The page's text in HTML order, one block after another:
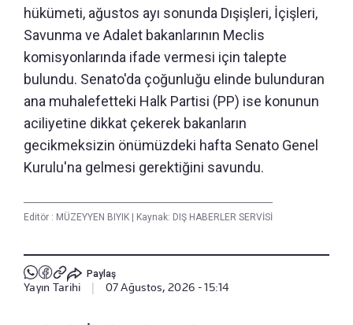
hükümeti, ağustos ayı sonunda Dışişleri, İçişleri,
Savunma ve Adalet bakanlarının Meclis
komisyonlarında ifade vermesi için talepte
bulundu. Senato'da çoğunluğu elinde bulunduran
ana muhalefetteki Halk Partisi (PP) ise konunun
aciliyetine dikkat çekerek bakanların
gecikmeksizin önümüzdeki hafta Senato Genel
Kurulu'na gelmesi gerektiğini savundu.
Editör : MÜZEYYEN BIYIK Kaynak: DIŞ HABERLER SERVİSİ
Paylaş
Yayın Tarihi 07 Ağustos, 2026 - 15:14